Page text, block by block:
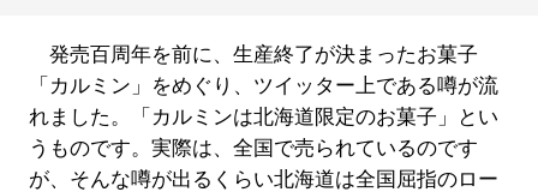
発売百周年を前に、生産終了が決まったお菓子
「カルミン」をめぐり、ツイッター上である噂が流
れました。「カルミンは北海道限定のお菓子」とい
うものです。実際は、全国で売られているのです
が、そんな噂が出るくらい北海道は全国屈指のロー